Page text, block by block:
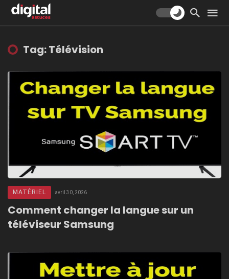
Tag: Télévision
MATÉRIEL avril 30, 2026
Comment changer la langue sur un
téléviseur Samsung